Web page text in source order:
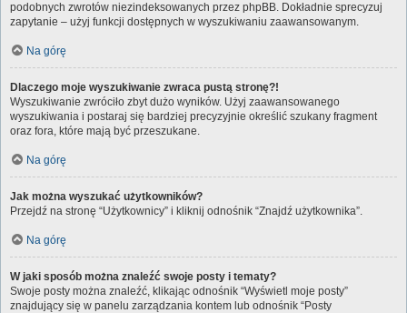
podobnych zwrotów niezindeksowanych przez phpBB. Dokładnie sprecyzuj
zapytanie – użyj funkcji dostępnych w wyszukiwaniu zaawansowanym.
Na górę
Dlaczego moje wyszukiwanie zwraca pustą stronę?!
Wyszukiwanie zwróciło zbyt dużo wyników. Użyj zaawansowanego
wyszukiwania i postaraj się bardziej precyzyjnie określić szukany fragment
oraz fora, które mają być przeszukane.
Na górę
Jak można wyszukać użytkowników?
Przejdź na stronę “Użytkownicy” i kliknij odnośnik “Znajdź użytkownika”.
Na górę
W jaki sposób można znaleźć swoje posty i tematy?
Swoje posty można znaleźć, klikając odnośnik “Wyświetl moje posty”
znajdujący się w panelu zarządzania kontem lub odnośnik “Posty